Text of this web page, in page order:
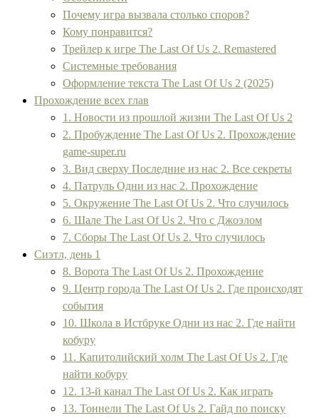
Почему игра вызвала столько споров?
Кому понравится?
Трейлер к игре The Last Of Us 2. Remastered
Системные требования
Оформление текста The Last Of Us 2 (2025)
Прохождение всех глав
1. Новости из прошлой жизни The Last Of Us 2
2. Пробуждение The Last Of Us 2. Прохождение
game-super.ru
3. Вид сверху Последние из нас 2. Все секреты
4. Патруль Одни из нас 2. Прохождение
5. Окружение The Last Of Us 2. Что случилось
6. Шале The Last Of Us 2. Что с Джоэлом
7. Сборы The Last Of Us 2. Что случилось
Сиэтл, день 1
8. Ворота The Last Of Us 2. Прохождение
9. Центр города The Last Of Us 2. Где происходят
события
10. Школа в Истбруке Одни из нас 2. Где найти
кобуру
11. Капитолийский холм The Last Of Us 2. Где
найти кобуру
12. 13-й канал The Last Of Us 2. Как играть
13. Тоннели The Last Of Us 2. Гайд по поиску